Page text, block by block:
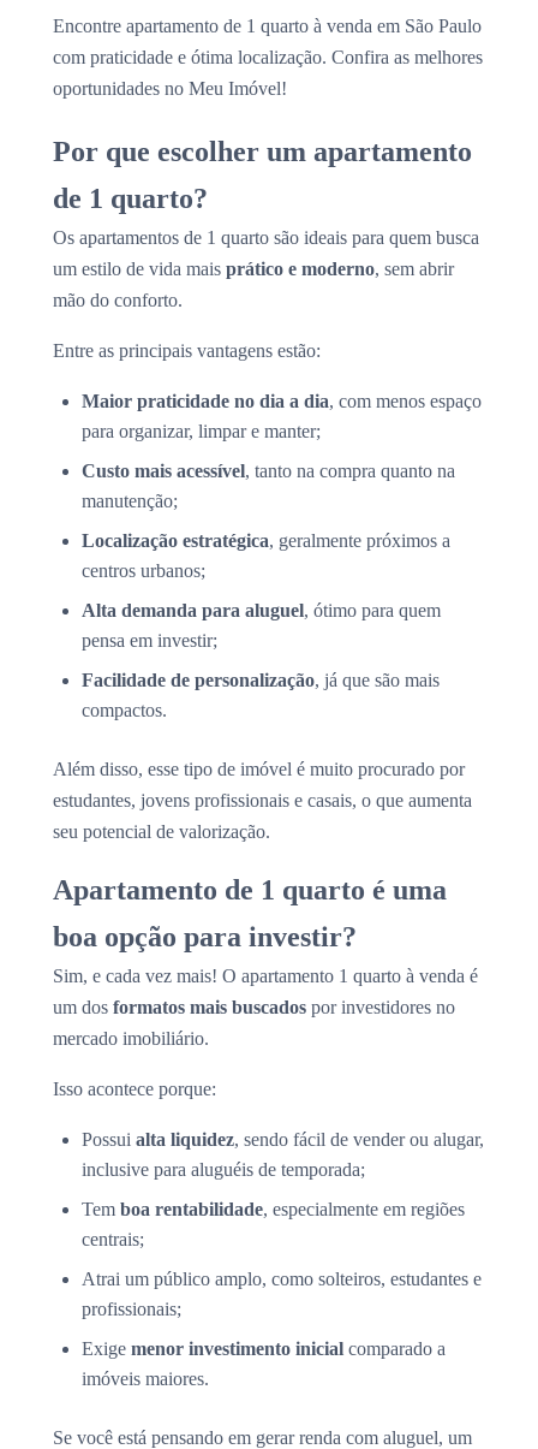
Encontre apartamento de 1 quarto à venda em São Paulo
com praticidade e ótima localização. Confira as melhores
oportunidades no Meu Imóvel!
Por que escolher um apartamento
de 1 quarto?
Os apartamentos de 1 quarto são ideais para quem busca
um estilo de vida mais prático e moderno, sem abrir
mão do conforto.
Entre as principais vantagens estão:
Maior praticidade no dia a dia, com menos espaço
para organizar, limpar e manter;
Custo mais acessível, tanto na compra quanto na
manutenção;
Localização estratégica, geralmente próximos a
centros urbanos;
Alta demanda para aluguel, ótimo para quem
pensa em investir;
Facilidade de personalização, já que são mais
compactos.
Além disso, esse tipo de imóvel é muito procurado por
estudantes, jovens profissionais e casais, o que aumenta
seu potencial de valorização.
Apartamento de 1 quarto é uma
boa opção para investir?
Sim, e cada vez mais! O apartamento 1 quarto à venda é
um dos formatos mais buscados por investidores no
mercado imobiliário.
Isso acontece porque:
Possui alta liquidez, sendo fácil de vender ou alugar,
inclusive para aluguéis de temporada;
Tem boa rentabilidade, especialmente em regiões
centrais;
Atrai um público amplo, como solteiros, estudantes e
profissionais;
Exige menor investimento inicial comparado a
imóveis maiores.
Se você está pensando em gerar renda com aluguel, um